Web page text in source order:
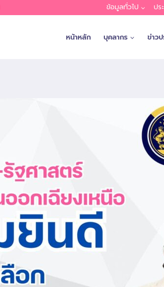
ข้อมูลทั่วไป ป
หน้าหลัก บุคลากร ข่าว